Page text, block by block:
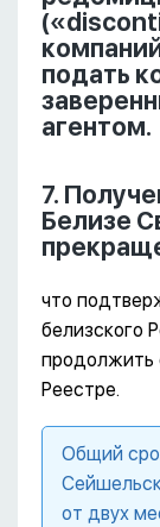
подать
агентом.
7.
Белизе
что
белизского
продолжить
Реестре.
Общий
от двух